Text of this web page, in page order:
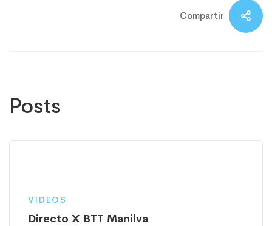
Compartir
Posts
VIDEOS
Directo X BTT Manilva